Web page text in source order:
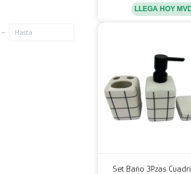
LLEGA HOY
Set Baño 3Pzas